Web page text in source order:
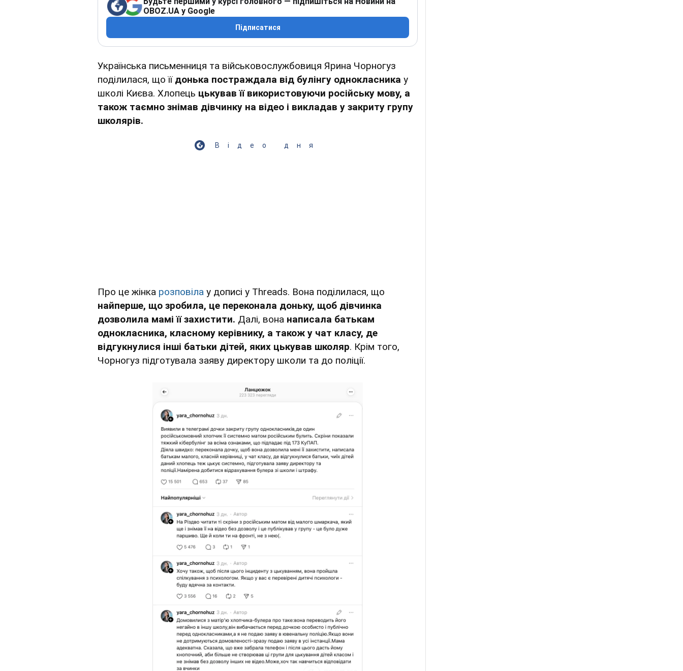
OBOZ.UA у Google
Підписатися
Українська письменниця та військовослужбовиця Ярина Чорногуз
поділилася, що її донька постраждала від булінгу однокласника у
школі Києва. Хлопець цькував її використовуючи російську мову, а
також таємно знімав дівчинку на відео і викладав у закриту групу
школярів.
Відео дня
Про це жінка розповіла у дописі у Тhreads. Вона поділилася, що
найперше, що зробила, це переконала доньку, щоб дівчинка
дозволила мамі її захистити. Далі, вона написала батькам
однокласника, класному керівнику, а також у чат класу, де
відгукнулися інші батьки дітей, яких цькував школяр. Крім того,
Чорногуз підготувала заяву директору школи та до поліції.